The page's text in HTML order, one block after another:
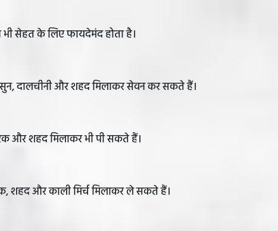
भी सेहत के लिए फायदेमंद होता है।
दालचीनी और शहद मिलाकर सेवन कर सकते हैं।
और शहद मिलाकर भी पी सकते हैं।
शहद और काली मिर्च मिलाकर ले सकते हैं।